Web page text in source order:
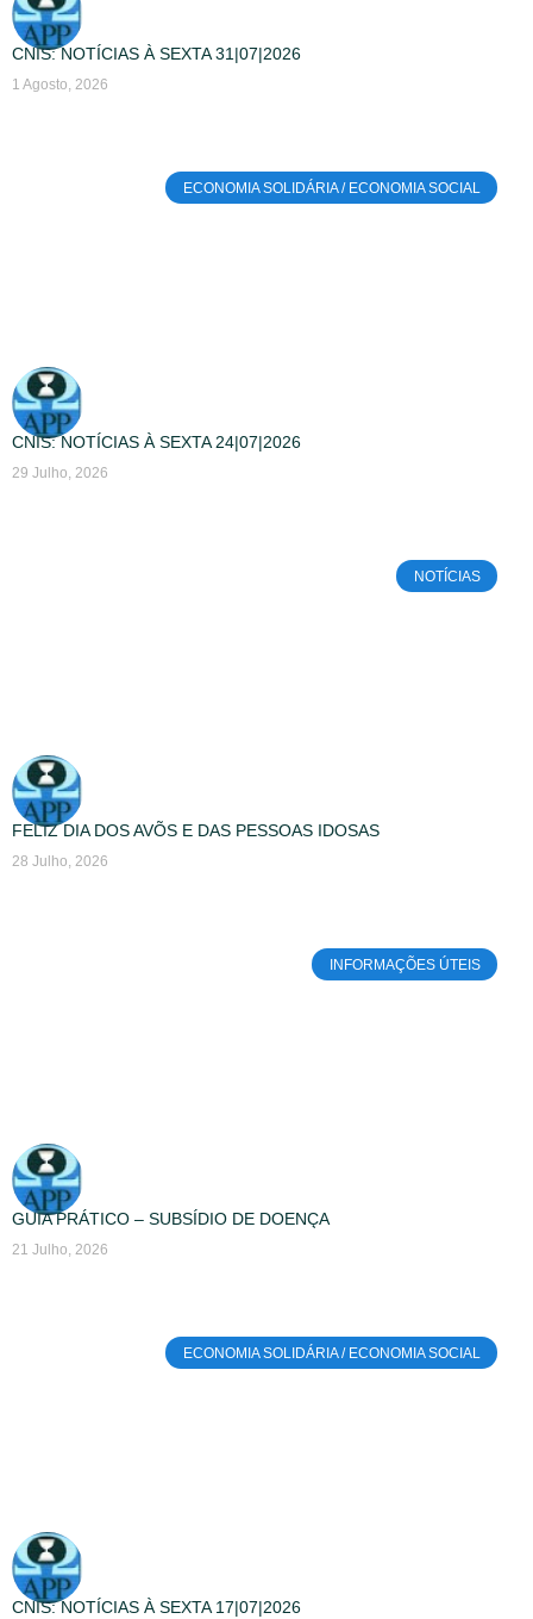
CNIS: NOTÍCIAS À SEXTA 31|07|2026
1 Agosto, 2026
ECONOMIA SOLIDÁRIA / ECONOMIA SOCIAL
CNIS: NOTÍCIAS À SEXTA 24|07|2026
29 Julho, 2026
NOTÍCIAS
FELIZ DIA DOS AVÕS E DAS PESSOAS IDOSAS
28 Julho, 2026
INFORMAÇÕES ÚTEIS
GUIA PRÁTICO – SUBSÍDIO DE DOENÇA
21 Julho, 2026
ECONOMIA SOLIDÁRIA / ECONOMIA SOCIAL
CNIS: NOTÍCIAS À SEXTA 17|07|2026